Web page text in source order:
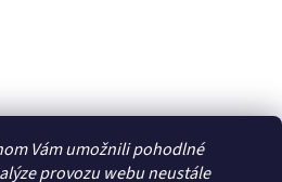
Vám umožnili pohodlné
provozu webu neustále